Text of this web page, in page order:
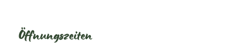
Öffnungszeiten